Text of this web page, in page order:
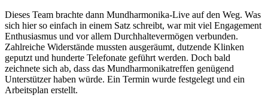
Dieses Team brachte dann Mundharmonika-Live auf den Weg. Was
sich hier so einfach in einem Satz schreibt, war mit viel Engagement
Enthusiasmus und vor allem Durchhaltevermögen verbunden.
Zahlreiche Widerstände mussten ausgeräumt, dutzende Klinken
geputzt und hunderte Telefonate geführt werden. Doch bald
zeichnete sich ab, dass das Mundharmonikatreffen genügend
Unterstützer haben würde. Ein Termin wurde festgelegt und ein
Arbeitsplan erstellt.